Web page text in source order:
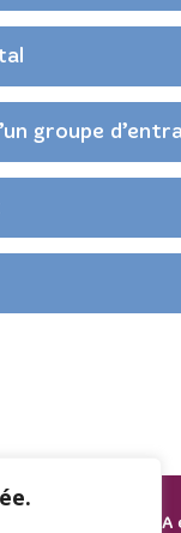
groupe
L’association